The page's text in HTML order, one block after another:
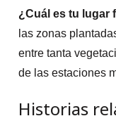
¿Cuál es tu lugar
las zonas
entre tanta
de las estaciones
Historias